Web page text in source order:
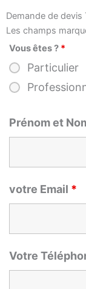
Demande de devis
Les champs
Vous êtes ? *
Particulier
Prénom et
votre Email *
Votre